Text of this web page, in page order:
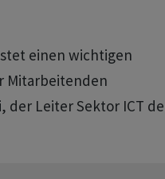
einen wichtigen
Mitarbeitenden
der Leiter Sektor ICT